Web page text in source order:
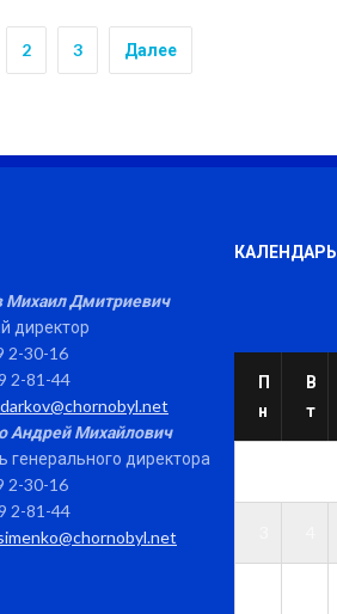
2 3 Далее
Михаил Дмитриевич
директор
2-30-16
2-81-44
Андрей Михайлович
генерального директора
2-30-16
2-81-44
КАЛЕНДАРЬ
П
н
В
т